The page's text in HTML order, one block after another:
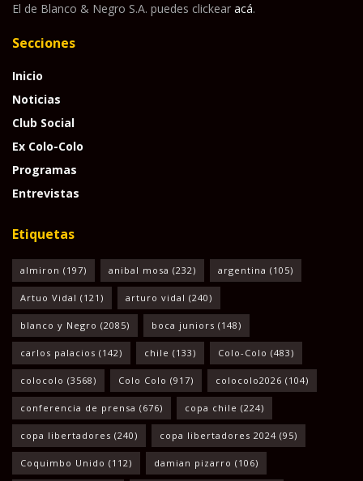
El de Blanco & Negro S.A. puedes clickear acá.
Secciones
Inicio
Noticias
Club Social
Ex Colo-Colo
Programas
Entrevistas
Etiquetas
almiron (197) anibal mosa (232) argentina (105)
Artuo Vidal (121) arturo vidal (240)
blanco y Negro (2085) boca juniors (148)
carlos palacios (142) chile (133) Colo-Colo (483)
colocolo (3568) Colo Colo (917) colocolo2026 (104)
conferencia de prensa (676) copa chile (224)
copa libertadores (240) copa libertadores 2024 (95)
Coquimbo Unido (112) damian pizarro (106)